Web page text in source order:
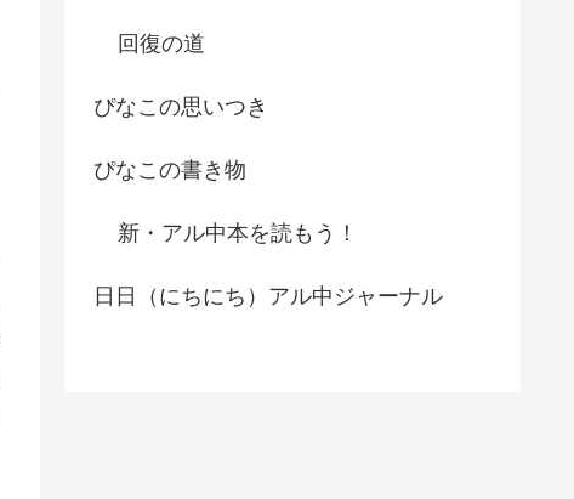
回復の道
ぴなこの思いつき
ぴなこの書き物
新・アル中本を読もう！
日日（にちにち）アル中ジャーナル